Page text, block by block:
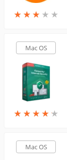
★ ★ ★ ★ ★
★ ★ ★ ★ ★
Mac OS
★ ★ ★ ★ ★
★ ★ ★ ★ ★
Mac OS